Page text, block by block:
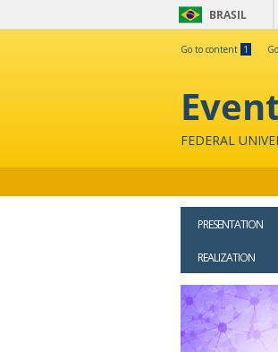
BRASIL
Go to content 1
FEDERAL
PRESENTATION
REALIZATION